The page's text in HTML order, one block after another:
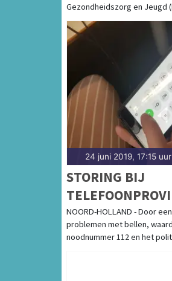
Gezondheidszorg en Jeugd
24 juni 2019, 17:15 uur
STORING BIJ
NIET
NOORD-HOLLAND - Door
problemen met bellen,
noodnummer 112 en het